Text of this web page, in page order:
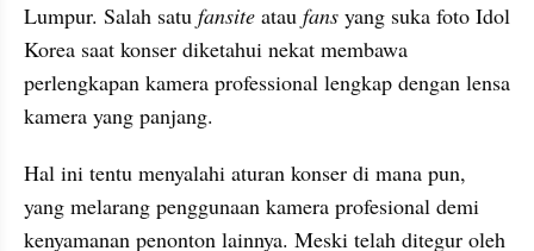
Lumpur. Salah satu fansite atau fans yang suka foto Idol
Korea saat konser diketahui nekat membawa
perlengkapan kamera professional lengkap dengan lensa
kamera yang panjang.
Hal ini tentu menyalahi aturan konser di mana pun,
yang melarang penggunaan kamera profesional demi
kenyamanan penonton lainnya. Meski telah ditegur oleh